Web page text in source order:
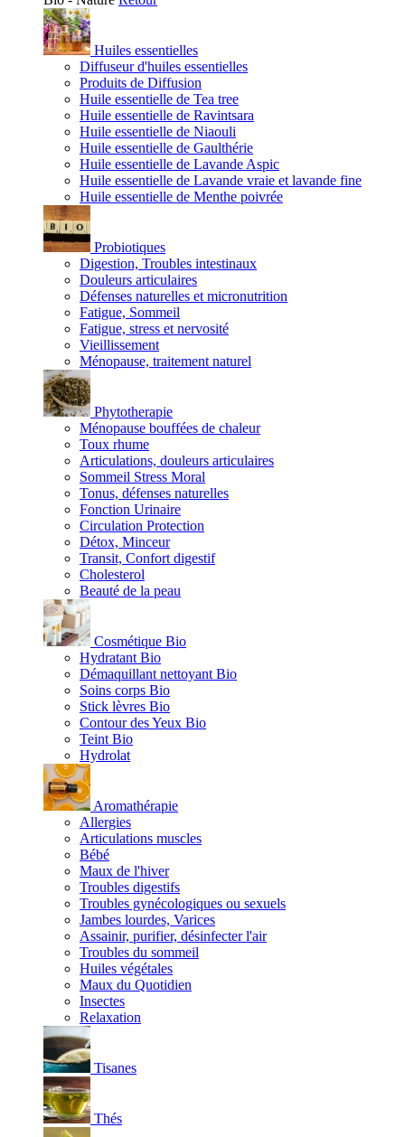
Huiles essentielles
Diffuseur d'huiles essentielles
Produits de Diffusion
Huile essentielle de Tea tree
Huile essentielle de Ravintsara
Huile essentielle de Niaouli
Huile essentielle de Gaulthérie
Huile essentielle de Lavande Aspic
Huile essentielle de Lavande vraie et lavande fine
Huile essentielle de Menthe poivrée
Probiotiques
Digestion, Troubles intestinaux
Douleurs articulaires
Défenses naturelles et micronutrition
Fatigue, Sommeil
Fatigue, stress et nervosité
Vieillissement
Ménopause, traitement naturel
Phytotherapie
Ménopause bouffées de chaleur
Toux rhume
Articulations, douleurs articulaires
Sommeil Stress Moral
Tonus, défenses naturelles
Fonction Urinaire
Circulation Protection
Détox, Minceur
Transit, Confort digestif
Cholesterol
Beauté de la peau
Cosmétique Bio
Hydratant Bio
Démaquillant nettoyant Bio
Soins corps Bio
Stick lèvres Bio
Contour des Yeux Bio
Teint Bio
Hydrolat
Aromathérapie
Allergies
Articulations muscles
Bébé
Maux de l'hiver
Troubles digestifs
Troubles gynécologiques ou sexuels
Jambes lourdes, Varices
Assainir, purifier, désinfecter l'air
Troubles du sommeil
Huiles végétales
Maux du Quotidien
Insectes
Relaxation
Tisanes
Thés